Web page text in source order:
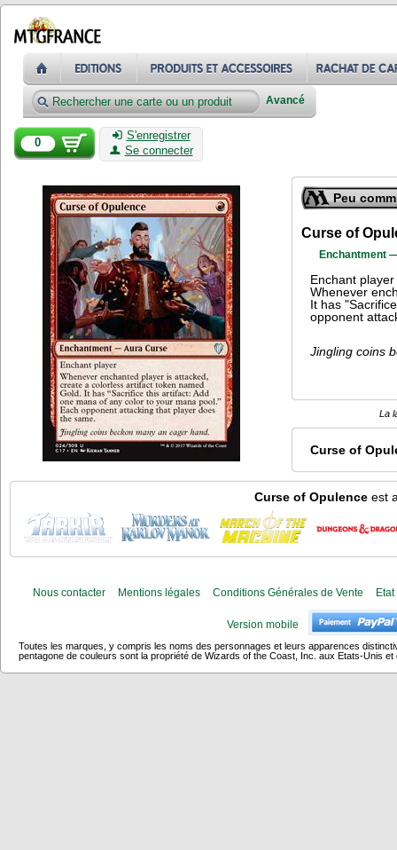
Avancé
0
S'enregistrer
Se connecter
Peu
Curse of
Enchantment
Enchant player
Whenever
It has
opponent
Jingling coins
La
Curse of
Curse of Opulence est
Nous contacter Mentions légales Conditions Générales de Vente
Version mobile
Toutes les marques, y compris les noms des personnages et leurs apparences
pentagone de couleurs sont la propriété de Wizards of the Coast, Inc. aux Etats-Unis